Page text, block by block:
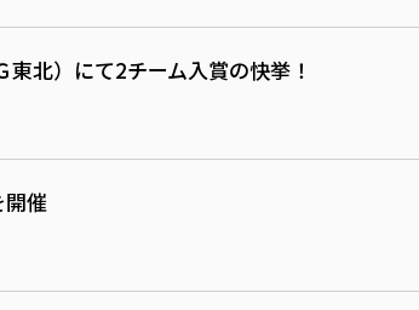
北）にて2チーム入賞の快挙！
開催